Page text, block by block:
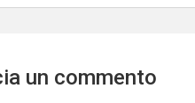
un commento